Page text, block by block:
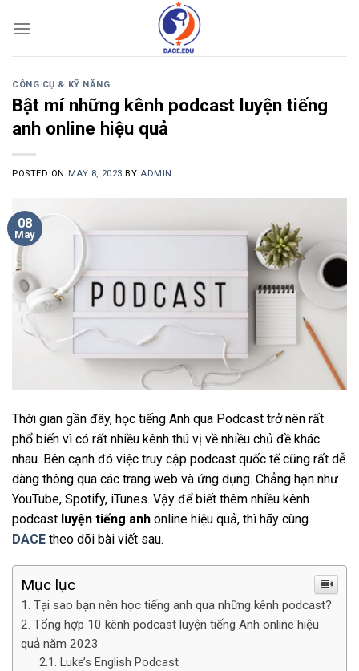
CÔNG CỤ & KỸ NĂNG
Bật mí những kênh podcast luyện tiếng
anh online hiệu quả
POSTED ON MAY 8, 2023 BY ADMIN
08
May
Thời gian gần đây, học tiếng Anh qua Podcast trở nên rất
phổ biến vì có rất nhiều kênh thú vị về nhiều chủ đề khác
nhau. Bên cạnh đó việc truy cập podcast quốc tế cũng rất dễ
dàng thông qua các trang web và ứng dụng. Chẳng hạn như
YouTube, Spotify, iTunes. Vậy để biết thêm nhiều kênh
podcast luyện tiếng anh online hiệu quả, thì hãy cùng
DACE theo dõi bài viết sau.
Mục lục
Tại sao bạn nên học tiếng anh qua những kênh podcast?
Tổng hợp 10 kênh podcast luyện tiếng Anh online hiệu
quả năm 2023
Luke’s English Podcast